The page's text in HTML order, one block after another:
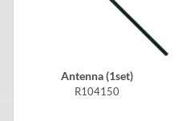
Antenna (1set)
R104150